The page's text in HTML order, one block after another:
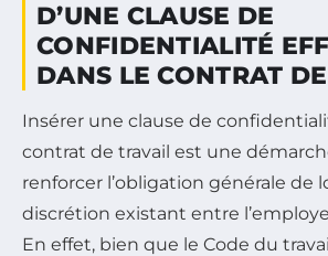
D’UNE CLAUSE DE
CONFIDENTIALITÉ
DANS LE CONTRAT
Insérer une clause de
contrat de travail est une
renforcer l’obligation générale de
discrétion existant entre
En effet, bien que le Code du